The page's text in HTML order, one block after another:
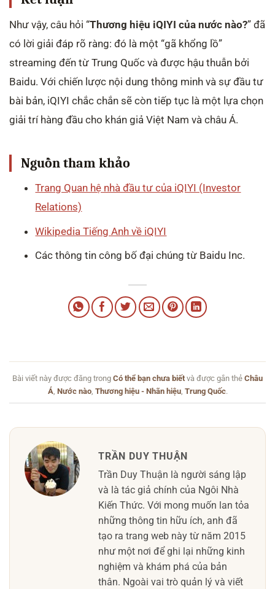
Như vậy, câu hỏi “Thương hiệu iQIYI của nước nào?” đã
có lời giải đáp rõ ràng: đó là một “gã khổng lồ”
streaming đến từ Trung Quốc và được hậu thuẫn bởi
Baidu. Với chiến lược nội dung thông minh và sự đầu tư
bài bản, iQIYI chắc chắn sẽ còn tiếp tục là một lựa chọn
giải trí hàng đầu cho khán giả Việt Nam và châu Á.
Nguồn tham khảo
Trang Quan hệ nhà đầu tư của iQIYI (Investor
Relations)
Wikipedia Tiếng Anh về iQIYI
Các thông tin công bố đại chúng từ Baidu Inc.
Bài viết này được đăng trong Có thể bạn chưa biết và được gắn thẻ Châu
Á, Nước nào, Thương hiệu - Nhãn hiệu, Trung Quốc.
TRẦN DUY THUẬN
Trần Duy Thuận là người sáng lập
và là tác giả chính của Ngôi Nhà
Kiến Thức. Với mong muốn lan tỏa
những thông tin hữu ích, anh đã
tạo ra trang web này từ năm 2015
như một nơi để ghi lại những kinh
nghiệm và khám phá của bản
thân. Ngoài vai trò quản lý và viết